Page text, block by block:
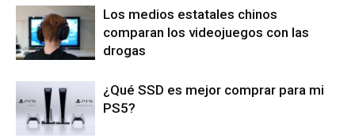
Los medios estatales chinos
comparan los videojuegos con las
drogas
¿Qué SSD es mejor comprar para mi
PS5?